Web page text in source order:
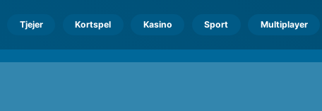
Tjejer Kortspel Kasino Sport Multiplayer